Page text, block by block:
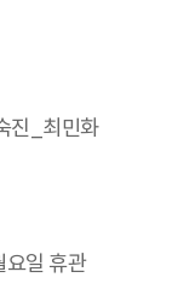
진_최민화
일 휴관